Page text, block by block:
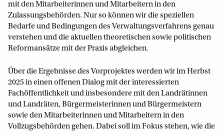
mit den Mitarbeiterinnen und Mitarbeitern in den
Zulassungsbehörden. Nur so können wir die speziellen
Bedarfe und Bedingungen des Verwaltungsverfahrens genau
verstehen und die aktuellen theoretischen sowie politischen
Reformansätze mit der Praxis abgleichen.
Über die Ergebnisse des Vorprojektes werden wir im Herbst
2025 in einen offenen Dialog mit der interessierten
Fachöffentlichkeit und insbesondere mit den Landrätinnen
und Landräten, Bürgermeisterinnen und Bürgermeistern
sowie den Mitarbeiterinnen und Mitarbeitern in den
Vollzugsbehörden gehen. Dabei soll im Fokus stehen, wie die